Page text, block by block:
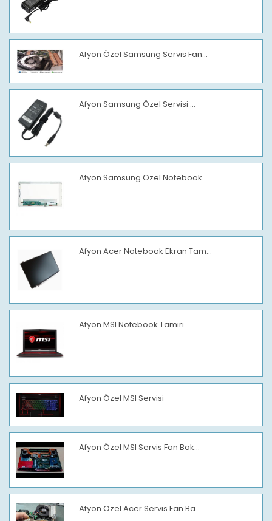
Afyon Özel Samsung Servis Fan...
Afyon Samsung Özel Servisi ...
Afyon Samsung Özel Notebook ...
Afyon Acer Notebook Ekran Tam...
Afyon MSI Notebook Tamiri
Afyon Özel MSI Servisi
Afyon Özel MSI Servis Fan Bak...
Afyon Özel Acer Servis Fan Ba...